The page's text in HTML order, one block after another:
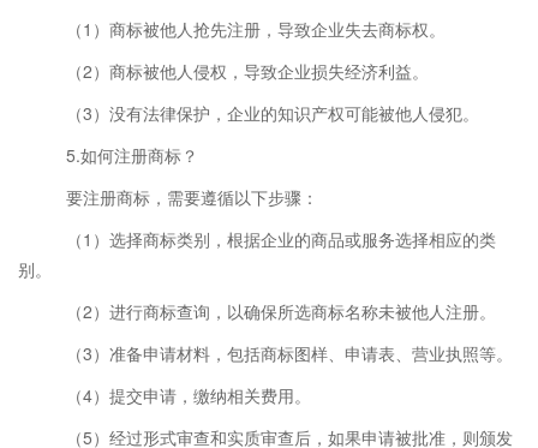
（1）商标被他人抢先注册，导致企业失去商标权。
（2）商标被他人侵权，导致企业损失经济利益。
（3）没有法律保护，企业的知识产权可能被他人侵犯。
5.如何注册商标？
要注册商标，需要遵循以下步骤：
（1）选择商标类别，根据企业的商品或服务选择相应的类
别。
（2）进行商标查询，以确保所选商标名称未被他人注册。
（3）准备申请材料，包括商标图样、申请表、营业执照等。
（4）提交申请，缴纳相关费用。
（5）经过形式审查和实质审查后，如果申请被批准，则颁发